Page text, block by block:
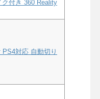
付き 360 Reality
対応 自動切り